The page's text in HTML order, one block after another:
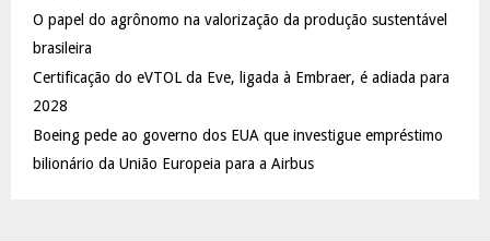
C
O papel do agrônomo na valorização da produção sustentável
brasileira
Certificação do eVTOL da Eve, ligada à Embraer, é adiada para
2028
Boeing pede ao governo dos EUA que investigue empréstimo
bilionário da União Europeia para a Airbus